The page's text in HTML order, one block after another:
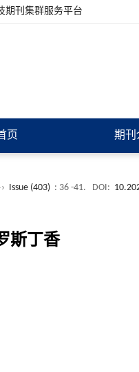
期刊集群服务平台
页 期刊
Issue (403) : 36 -41. DOI:
斯丁香